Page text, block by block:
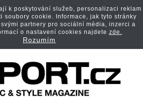
k poskytování služeb, personalizaci reklam
soubory cookie. Informace, jak tyto stránky
partnery pro sociální média, inzerci a
o nastavení cookies najdete zde.
Rozumím